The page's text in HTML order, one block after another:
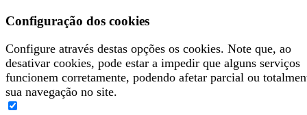
Configuração dos cookies
Configure através destas opções os cookies. Note que, ao
desativar cookies, pode estar a impedir que alguns serviços
funcionem corretamente, podendo afetar parcial ou
sua navegação no site.